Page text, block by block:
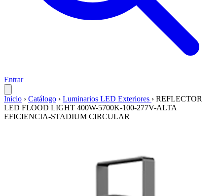
Entrar
Inicio › Catálogo › Luminarios LED Exteriores › REFLECTOR
LED FLOOD LIGHT 400W-5700K-100-277V-ALTA
EFICIENCIA-STADIUM CIRCULAR